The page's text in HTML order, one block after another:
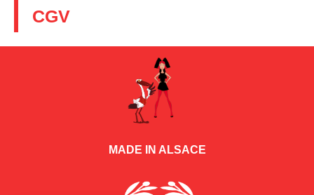
CGV
MADE IN ALSACE